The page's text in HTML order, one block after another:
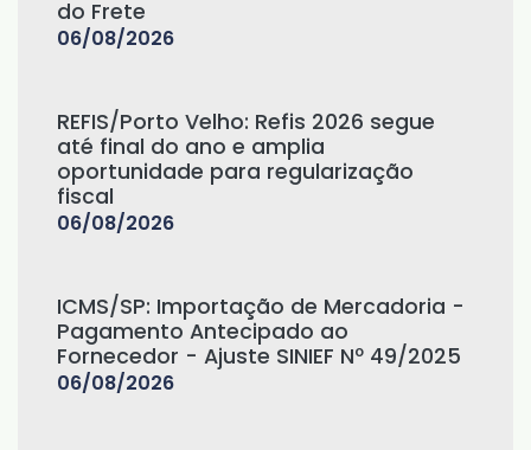
do Frete
06/08/2026
REFIS/Porto Velho: Refis 2026 segue
até final do ano e amplia
oportunidade para regularização
fiscal
06/08/2026
ICMS/SP: Importação de Mercadoria -
Pagamento Antecipado ao
Fornecedor - Ajuste SINIEF Nº 49/2025
06/08/2026